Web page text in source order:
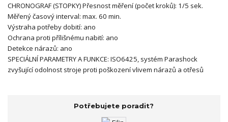
CHRONOGRAF (STOPKY)Přesnost měření (počet kroků): 1/5 sek.
Měřený časový interval: max. 60 min.
Výstraha potřeby dobití: ano
Ochrana proti přílišnému nabití: ano
Detekce nárazů: ano
SPECIÁLNÍ PARAMETRY A FUNKCE: ISO6425, systém Parashock
zvyšující odolnost stroje proti poškození vlivem nárazů a otřesů
Potřebujete poradit?